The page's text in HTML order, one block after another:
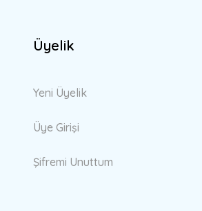
Üyelik
Yeni Üyelik
Üye Girişi
Şifremi Unuttum